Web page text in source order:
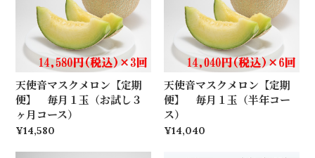
天使音マスクメロン【定期
便】 毎月１玉（お試し３
ヶ月コース）
¥14,580
天使音マスクメロン【定期
便】 毎月１玉（半年コー
ス）
¥14,040